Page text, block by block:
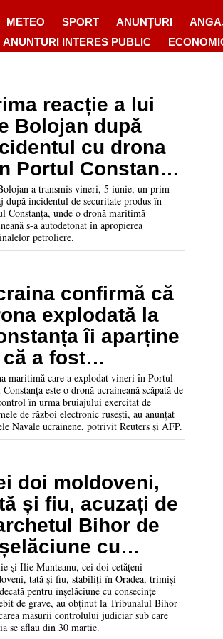
METEO SPORT ANUNȚURI
ANUNTURI INTERES PUBLIC
reacție a lui
Bolojan după
cu drona
Portul Constanța:
fost anunțați că
exploda”
a transmis vineri, 5 iunie, un prim
după incidentul de securitate produs în
Constanța, unde o dronă maritimă
s-a autodetonat în apropierea
petroliere.
confirmă că
explodată la
îi aparține
a fost
de
de război
rusești
maritimă care a explodat vineri în Portul
este o dronă ucraineană scăpată de
în urma bruiajului exercitat de
de război electronic rusești, au anunțat
Navale ucrainene, potrivit Reuters și AFP.
doi moldoveni,
și fiu, acuzați de
Bihor de
cu
din Ucraina,
scăpat de
judiciar
și Ilie Munteanu, cei doi cetățeni
tată și fiu, stabiliți în Oradea, trimiși
pentru înșelăciune cu consecințe
de grave, au obținut la Tribunalul Bihor
măsurii controlului judiciar sub care
se aflau din 30 martie.